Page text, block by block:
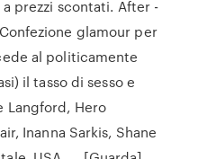
prezzi scontati. After -
glamour per
al politicamente
il tasso di sesso e
Langford, Hero
Inanna Sarkis, Shane